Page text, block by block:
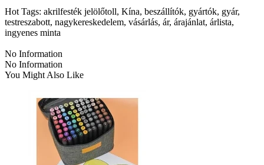
Hot Tags: akrilfesték jelölőtoll, Kína, beszállítók, gyártók, gyár,
testreszabott, nagykereskedelem, vásárlás, ár, árajánlat, árlista,
ingyenes minta
No Information
No Information
You Might Also Like